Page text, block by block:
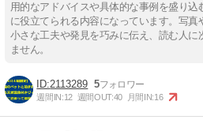
用的なアドバイスや具体的な事例を盛り
に役立てられる内容になっています。写
小さな工夫や発見を巧みに伝え、読む人
ません。
2113289 5
週間IN:12 週間OUT:40 月間IN:16